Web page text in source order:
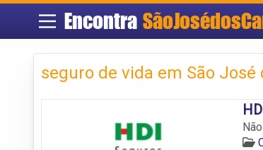
Encontra
seguro de vida em São José